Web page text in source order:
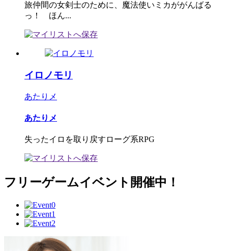
旅仲間の女剣士のために、魔法使いミカががんばる
っ！ ほん...
イロノモリ
あたりメ
あたりメ
失ったイロを取り戻すローグ系RPG
フリーゲームイベント開催中！